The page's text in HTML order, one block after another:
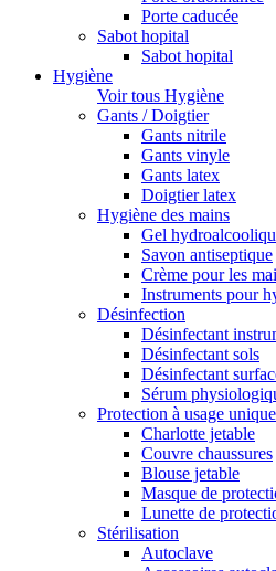
Porte caducée
Sabot hopital
Sabot hopital
Hygiène
Voir tous Hygiène
Gants / Doigtier
Gants nitrile
Gants vinyle
Gants latex
Doigtier latex
Hygiène des mains
Gel
Savon antiseptique
Crème pour les
Instruments pour
Désinfection
Désinfectant
Désinfectant sols
Désinfectant
Sérum
Protection à usage unique
Charlotte jetable
Couvre chaussures
Blouse jetable
Masque de
Lunette de
Stérilisation
Autoclave